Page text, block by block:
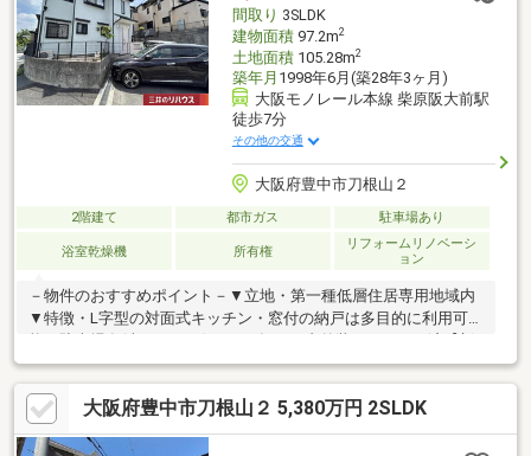
間取り 3SLDK
建物面積97.2m2
土地面積105.28m2
築年月 1998年6月(築28年3ヶ月)
大阪モノレール本線 柴原阪大前駅
徒歩7分
その他の交通
大阪府豊中市刀根山２
2階建て 都市ガス 駐車場あり
浴室乾燥機 所有権
リフォームリノベーシ
ョン
－物件のおすすめポイント－▼立地・第一種低層住居専用地域内
▼特徴・L字型の対面式キッチン・窓付の納戸は多目的に利用可
調】キッチン、浴室、洗面化粧台、トイレ(1・2階)【その他】外
壁・屋根塗装、フローリング重ね張り 他※私道は通路と読替え※建
築基準法に定める道路に接道していないため原則として建物の建
築・増築・改築は不可建築審査会の同意を得て建築基準法43条2
大阪府豊中市刀根山２ 5,380万円 2SLDK